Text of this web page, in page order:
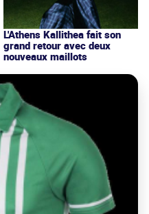
L'Athens Kallithea fait son
grand retour avec deux
nouveaux maillots